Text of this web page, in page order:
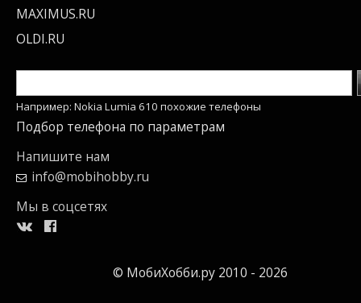
MAXIMUS.RU
OLDI.RU
Например: Nokia Lumia 610 похожие телефоны
Подбор телефона по параметрам
Напишите нам
info@mobihobby.ru
Мы в соцсетях
© МобиХобби.ру 2010 - 2026